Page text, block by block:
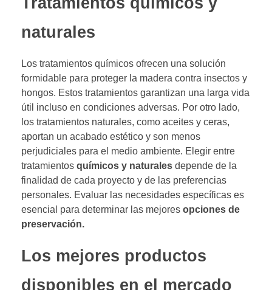
naturales
Los tratamientos químicos ofrecen una solución
formidable para proteger la madera contra insectos y
hongos. Estos tratamientos garantizan una larga vida
útil incluso en condiciones adversas. Por otro lado,
los tratamientos naturales, como aceites y ceras,
aportan un acabado estético y son menos
perjudiciales para el medio ambiente. Elegir entre
tratamientos químicos y naturales depende de la
finalidad de cada proyecto y de las preferencias
personales. Evaluar las necesidades específicas es
esencial para determinar las mejores opciones de
preservación.
Los mejores productos
disponibles en el mercado